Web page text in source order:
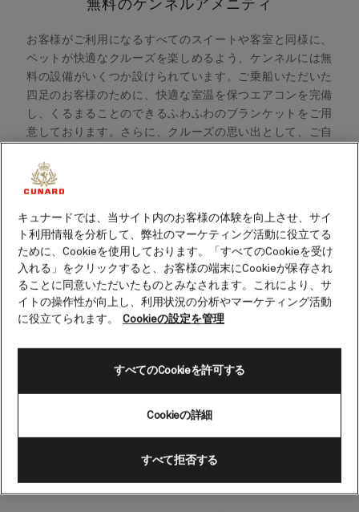
お客様がご利用になるすべてのスイートや客室と同様に、
ペットが快適なクルーズを楽しめるよう、ケンネルには無
料の設備がいくつか設けられています。ご乗船いただいた
四足のお客様のために、快適な室温を保つエアコンを完備
し、くるまることのできるふわふわのブランケットをご用
意しております。さらに、クルーズの思い出として、ご自
キュナードでは、当サイト内のお客様の体験を向上させ、サイ
ト利用情報を分析して、弊社のマーケティング活動に役立てる
ために、Cookieを使用しております。「すべてのCookieを受け
入れる」をクリックすると、お客様の端末にCookieが保存され
ることに同意いただいたものとみなされます。これにより、サ
イトの操作性が向上し、利用状況の分析やマーケティング活動
に役立てられます。
Cookieの設定を管理
Cookieの詳細
すべて拒否する
すべてのCookieを許可する